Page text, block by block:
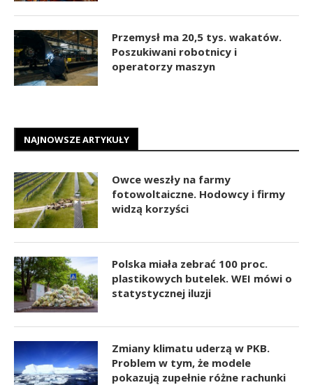
Przemysł ma 20,5 tys. wakatów.
Poszukiwani robotnicy i
operatorzy maszyn
NAJNOWSZE ARTYKUŁY
Owce weszły na farmy
fotowoltaiczne. Hodowcy i firmy
widzą korzyści
Polska miała zebrać 100 proc.
plastikowych butelek. WEI mówi o
statystycznej iluzji
Zmiany klimatu uderzą w PKB.
Problem w tym, że modele
pokazują zupełnie różne rachunki